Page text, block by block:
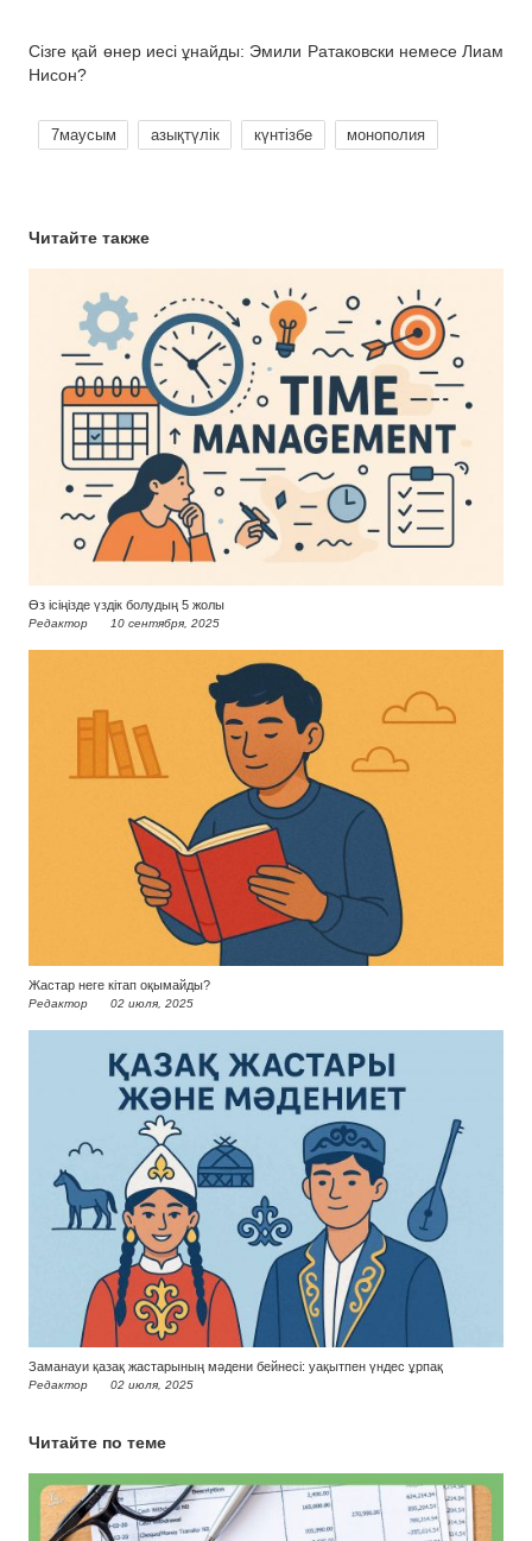
Сізге қай өнер иесі ұнайды: Эмили Ратаковски немесе Лиам
Нисон?
7маусым азықтүлік күнтізбе монополия
Читайте также
Өз ісіңізде үздік болудың 5 жолы
Редактор 10 сентября, 2025
Жастар неге кітап оқымайды?
Редактор 02 июля, 2025
Заманауи қазақ жастарының мәдени бейнесі: уақытпен үндес ұрпақ
Редактор 02 июля, 2025
Читайте по теме